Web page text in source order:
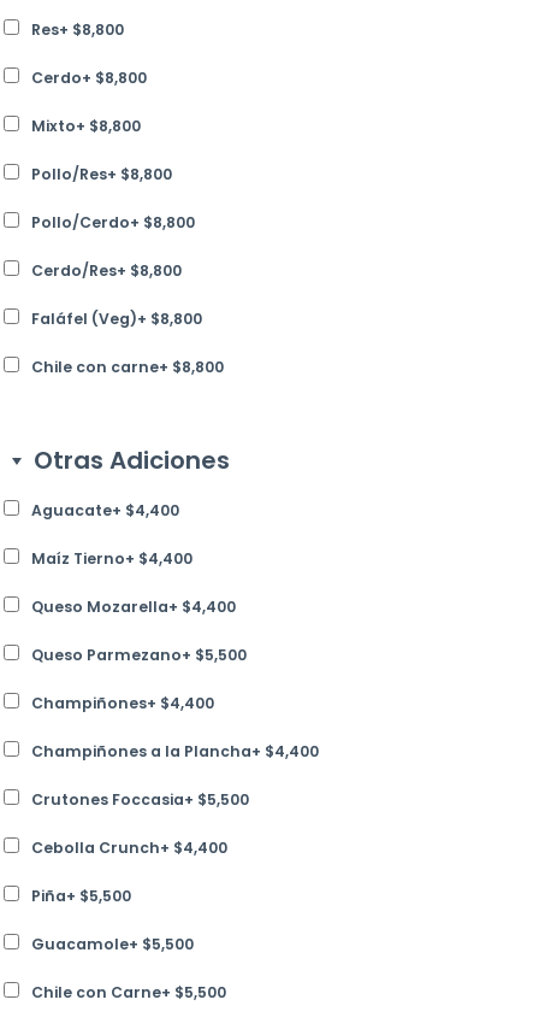
Res+ $8,800
Cerdo+ $8,800
Mixto+ $8,800
Pollo/Res+ $8,800
Pollo/Cerdo+ $8,800
Cerdo/Res+ $8,800
Faláfel (Veg)+ $8,800
Chile con carne+ $8,800
Otras Adiciones
Aguacate+ $4,400
Maíz Tierno+ $4,400
Queso Mozarella+ $4,400
Queso Parmezano+ $5,500
Champiñones+ $4,400
Champiñones a la Plancha+ $4,400
Crutones Foccasia+ $5,500
Cebolla Crunch+ $4,400
Piña+ $5,500
Guacamole+ $5,500
Chile con Carne+ $5,500